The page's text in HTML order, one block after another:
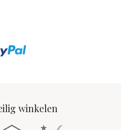
winkelen